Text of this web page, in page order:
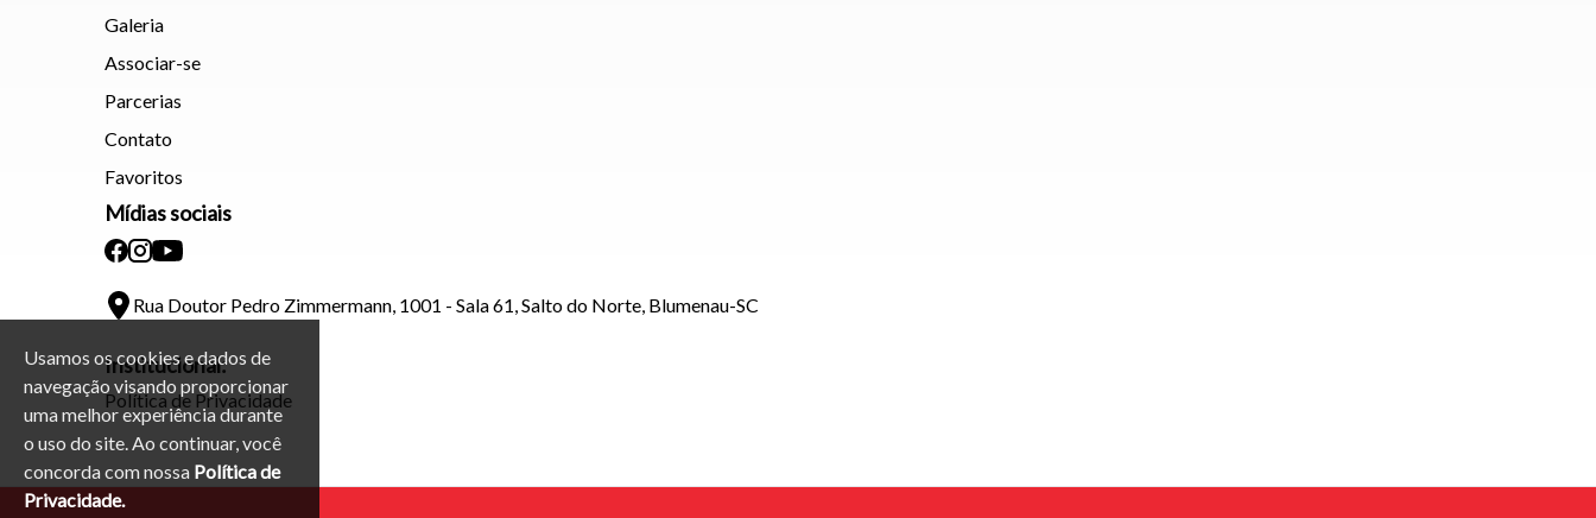
Usamos os cookies e dados de
navegação visando proporcionar
uma melhor experiência durante
o uso do site. Ao continuar, você
concorda com nossa Política de
Privacidade.
Galeria
Associar-se
Parcerias
Contato
Favoritos
Mídias sociais
Rua Doutor Pedro Zimmermann, 1001 - Sala 61, Salto do Norte, Blumenau-SC
Institucional:
Política de Privacidade